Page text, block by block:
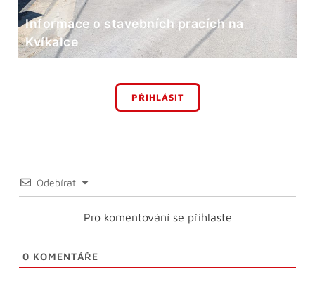
Informace o stavebních pracích na
Kvíkalce
PŘIHLÁSIT
Odebírat
Pro komentování se přihlaste
0 KOMENTÁŘE